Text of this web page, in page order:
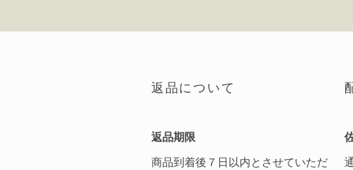
返品について
返品期限
商品到着後７日以内とさせていただ